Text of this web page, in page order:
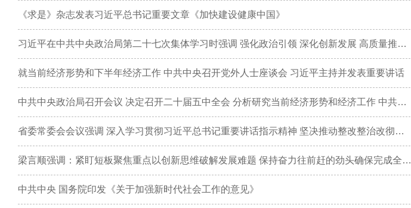
《求是》杂志发表习近平总书记重要文章《加快建设健康中国》
习近平在中共中央政治局第二十七次集体学习时强调 强化政治引领 深化创新发展 高质量推进国防和军队现代化
就当前经济形势和下半年经济工作 中共中央召开党外人士座谈会 习近平主持并发表重要讲话
中共中央政治局召开会议 决定召开二十届五中全会 分析研究当前经济形势和经济工作 中共中央总书记习近平主持会议
省委常委会会议强调 深入学习贯彻习近平总书记重要讲话指示精神 坚决推动整改整治改彻底改到位见实效
梁言顺强调：紧盯短板聚焦重点以创新思维破解发展难题 保持奋力往前赶的劲头确保完成全年目标任务
中共中央 国务院印发《关于加强新时代社会工作的意见》